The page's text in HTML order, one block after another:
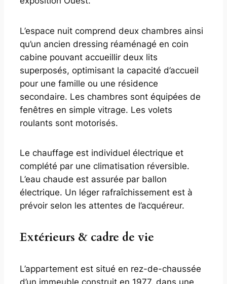
L’espace nuit comprend deux chambres ainsi
qu’un ancien dressing réaménagé en coin
cabine pouvant accueillir deux lits
superposés, optimisant la capacité d’accueil
pour une famille ou une résidence
secondaire. Les chambres sont équipées de
fenêtres en simple vitrage. Les volets
roulants sont motorisés.
Le chauffage est individuel électrique et
complété par une climatisation réversible.
L’eau chaude est assurée par ballon
électrique. Un léger rafraîchissement est à
prévoir selon les attentes de l’acquéreur.
Extérieurs & cadre de vie
L’appartement est situé en rez-de-chaussée